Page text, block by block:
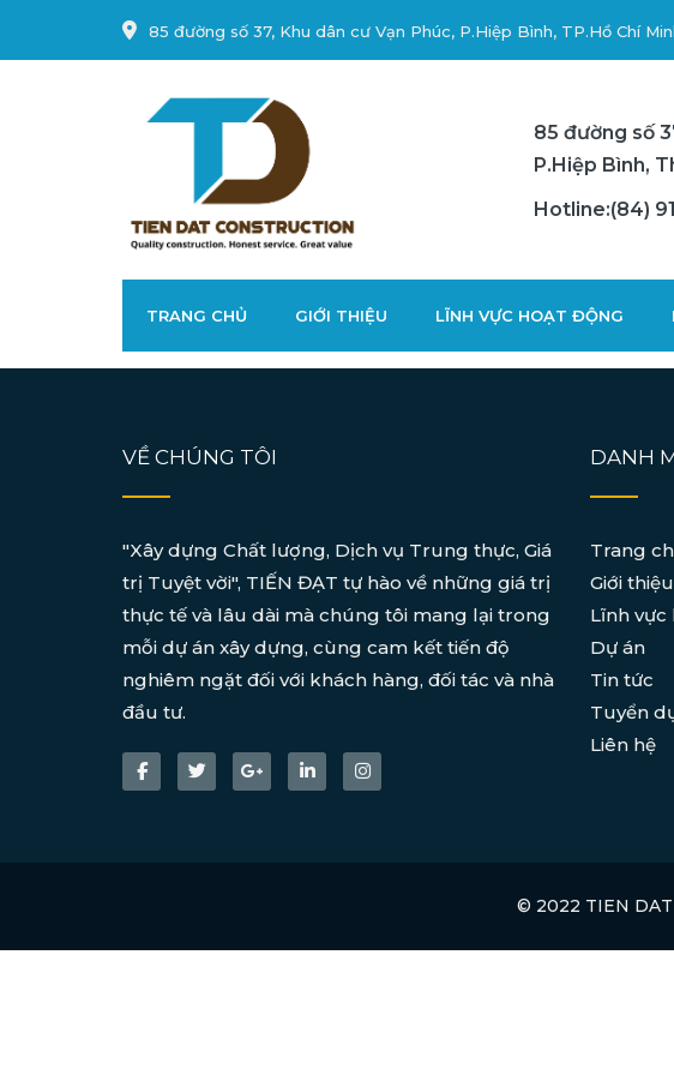
85 đường số 37, Khu dân cư Vạn Phúc, P.Hiệp Bình, TP.Hồ Chí
85 đường số
P.Hiệp Bình,
Hotline:(84)
TRANG CHỦ GIỚI THIỆU LĨNH VỰC HOẠT ĐỘNG
VỀ CHÚNG TÔI
"Xây dựng Chất lượng, Dịch vụ Trung thực, Giá
trị Tuyệt vời", TIẾN ĐẠT tự hào về những giá trị
thực tế và lâu dài mà chúng tôi mang lại trong
mỗi dự án xây dựng, cùng cam kết tiến độ
nghiêm ngặt đối với khách hàng, đối tác và nhà
đầu tư.
DANH
Trang
Giới thiệu
Lĩnh vực
Dự án
Tin tức
Tuyển
Liên hệ
© 2022 TIEN DAT